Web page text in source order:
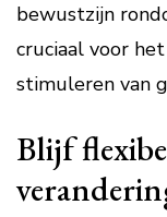
bewustzijn
cruciaal voor
stimuleren van
Blijf